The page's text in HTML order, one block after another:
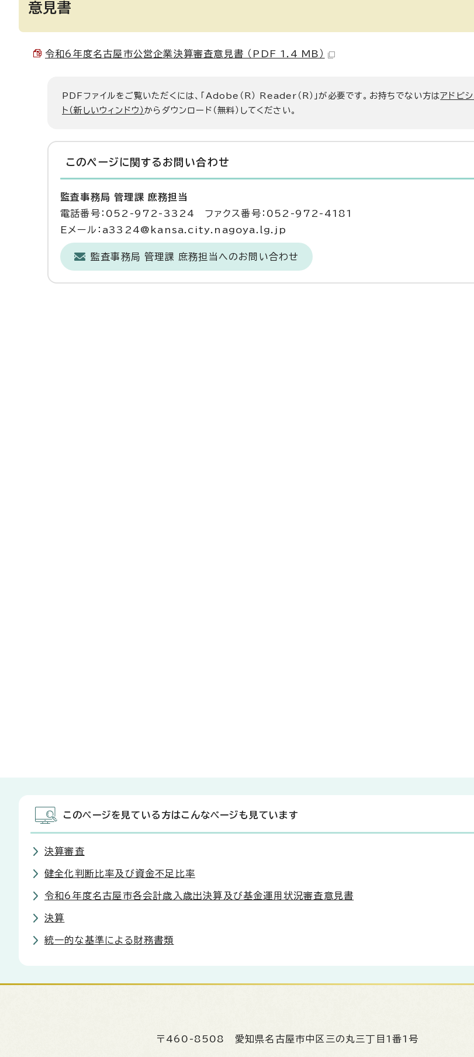
意見書
令和6年度名古屋市公営企業決算審査意見書 （PDF 1.4 MB）
PDFファイルをご覧いただくには、「Adobe（R） Reader（R）」が必要です。お持ちでない方はアドビ
ト（新しいウィンドウ）からダウンロード（無料）してください。
このページに関する お問い合わせ
監査事務局 管理課 庶務担当
電話番号：052-972-3324 ファクス番号：052-972-4181
Eメール：a3324@kansa.city.nagoya.lg.jp
監査事務局 管理課 庶務担当へのお問い合わせ
このページを見ている方はこんなページも見ています
決算審査
健全化判断比率及び資金不足比率
令和6年度名古屋市各会計歳入歳出決算及び基金運用状況審査意見書
決算
統一的な基準による財務書類
〒460-8508 愛知県名古屋市中区三の丸三丁目1番1号